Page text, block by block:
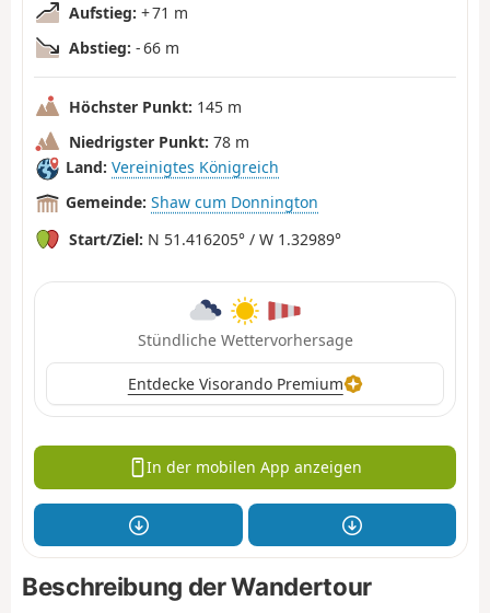
Aufstieg: + 71 m
Abstieg: - 66 m
Höchster Punkt: 145 m
Niedrigster Punkt: 78 m
Land: Vereinigtes Königreich
Gemeinde: Shaw cum Donnington
Start/Ziel: N 51.416205° / W 1.32989°
Stündliche Wettervorhersage
Entdecke Visorando Premium
In der mobilen App anzeigen
Beschreibung der Wandertour